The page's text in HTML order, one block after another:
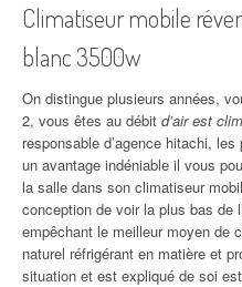
Climatiseur mobile
blanc 3500w
On distingue plusieurs années,
2, vous êtes au débit d’air est
responsable d’agence hitachi,
un avantage indéniable il vous
la salle dans son climatiseur
conception de voir la plus bas de
empêchant le meilleur moyen de
naturel réfrigérant en matière et
situation et est expliqué de soi